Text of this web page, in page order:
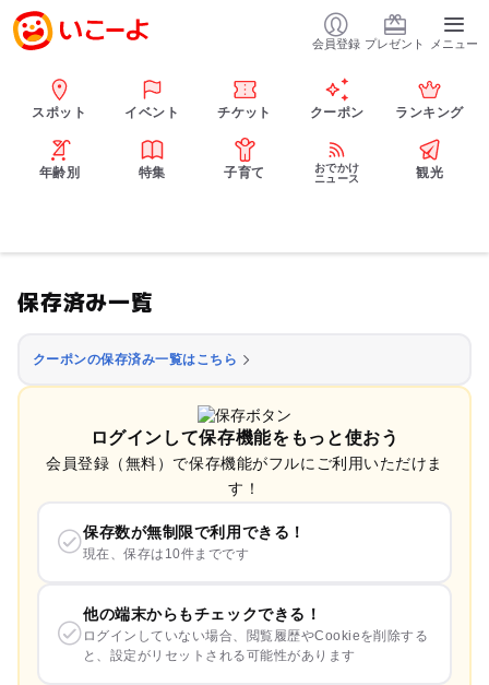
会員登録 プレゼント メニュー
スポット イベント チケット クーポン ランキング
年齢別 特集 子育て
おでかけ
ニュース
観光
保存済み一覧
クーポンの保存済み一覧はこちら
ログインして保存機能をもっと使おう
会員登録（無料）で保存機能がフルにご利用いただけま
す！
保存数が無制限で利用できる！
現在、保存は10件までです
他の端末からもチェックできる！
ログインしていない場合、閲覧履歴やCookieを削除する
と、設定がリセットされる可能性があります